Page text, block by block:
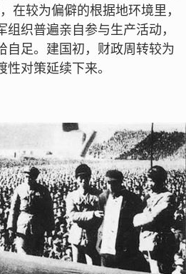
在较为偏僻的根据地环境里，
织普遍亲自参与生产活动，
自足。建国初，财政周转较为
对策延续下来。